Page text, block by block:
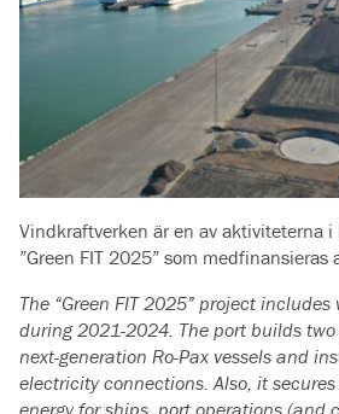
Vindkraftverken är en av aktiviteterna i
”Green FIT 2025” som medfinansieras
The “Green FIT 2025” project
during 2021-2024. The port builds
next-generation Ro-Pax vessels and
electricity connections. Also, it
energy for ships, port operations (and